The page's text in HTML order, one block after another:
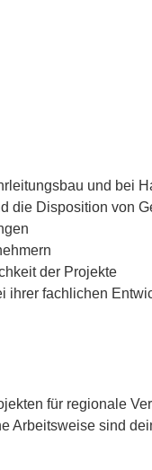
und bei
die Disposition von
der Projekte
ihrer fachlichen
für regionale
Arbeitsweise sind